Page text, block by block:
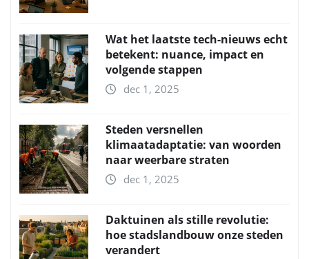
Wat het laatste tech-nieuws echt
betekent: nuance, impact en
volgende stappen
dec 1, 2025
Steden versnellen
klimaatadaptatie: van woorden
naar weerbare straten
dec 1, 2025
Daktuinen als stille revolutie:
hoe stadslandbouw onze steden
verandert